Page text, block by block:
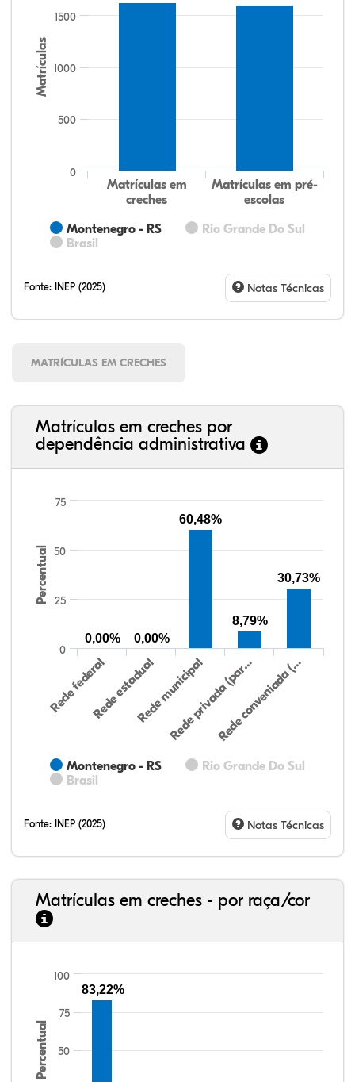
Matrículas
Montenegro - RS
Rio Grande Do Sul
Brasil
Matrículas em
creches
Matrículas em pré-
escolas
0
500
1000
1500
Fonte: INEP (2025) Notas Técnicas
MATRÍCULAS EM CRECHES
Matrículas em creches por
dependência administrativa
Percentual
Montenegro - RS
Rio Grande Do Sul
Brasil
Rede federalRede estadualRede municipal
Rede privada (par…Rede conveniada (…
0
25
50
75
0,00% 0,00%
60,48%
8,79%
30,73%
Fonte: INEP (2025) Notas Técnicas
Matrículas em creches - por raça/cor
Percentual
100
50
75
83,22%
77,34%
7,88%
0,13%
13,87%
0,71%
0,08%
33,06%
7,95%
0,46%
55,81%
1,22%
1,50%